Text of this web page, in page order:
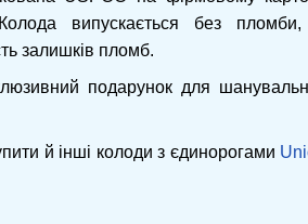
випускається без
залишків пломб.
подарунок для
й інші колоди з єдинорогами